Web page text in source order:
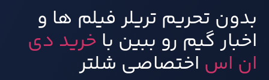
بدون تحریم تریلر فیلم ها و
اخبار گیم رو ببین با خرید دی
ان اس اختصاصی شلتر